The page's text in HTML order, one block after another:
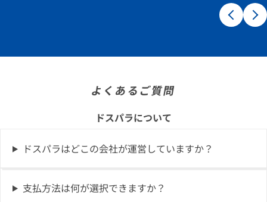
よくあるご質問
ドスパラについて
ドスパラはどこの会社が運営していますか？
支払方法は何が選択できますか？